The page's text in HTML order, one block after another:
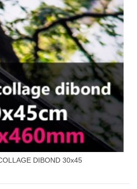
DIBOND 30x45